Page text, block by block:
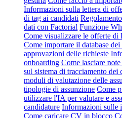
Informazioni sulla lettera di
di tag ai candidati
dati con Factorial Funzione
Come visualizzare le offerte di
Come importare il database dei
approvazioni delle richieste
onboarding Come lasciare
sul sistema di tracciamento dei
moduli di valutazione delle
tipologie di assunzione Come
utilizzare l'IA per valutare e
candidature Informazioni sulle
Come caricare CV in blocco